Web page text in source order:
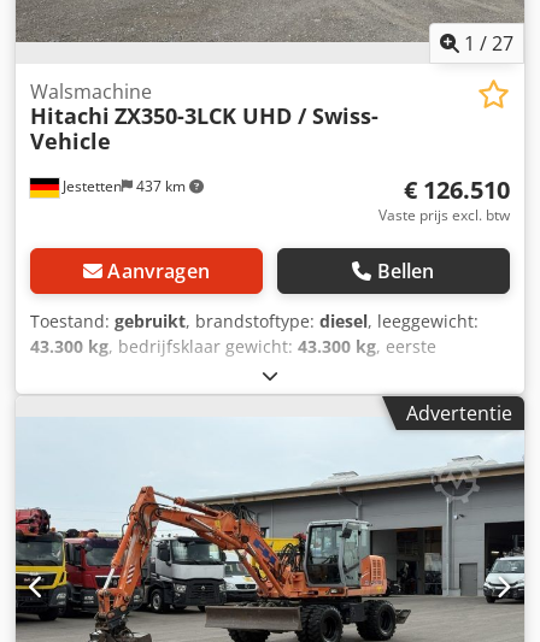
1 /27
Jestetten 437 km
Walsmachine
Hitachi ZX350-3LCK UHD / Swiss-
Vehicle
€ 126.510
Vaste prijs excl. btw
Aanvragen Bellen
Toestand: gebruikt, brandstoftype: diesel, leeggewicht:
43.300 kg, bedrijfsklaar gewicht: 43.300 kg, eerste
, totale breedte:
Advertentie